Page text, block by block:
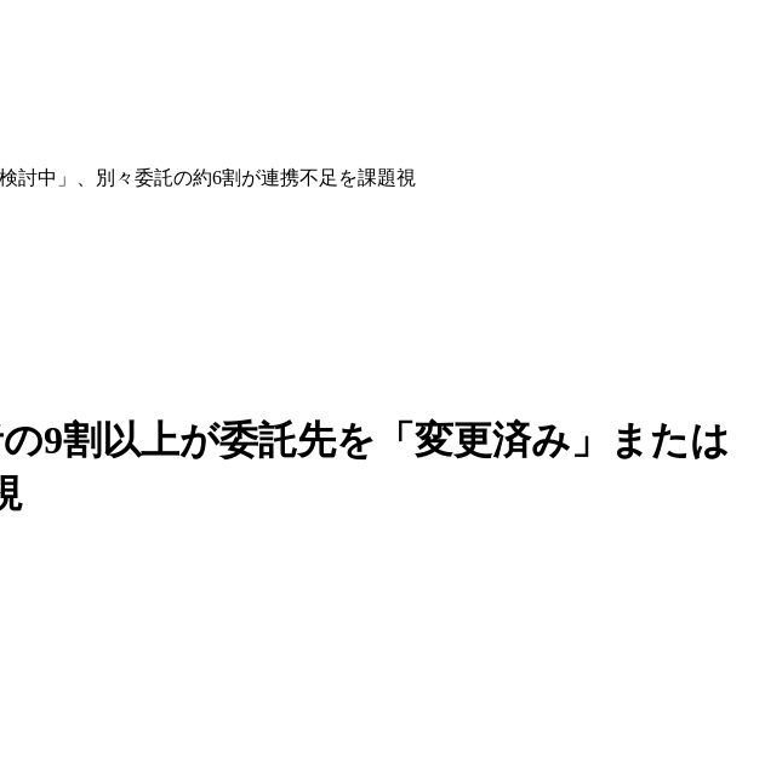
討中」、別々委託の約6割が連携不足を課題視
9割以上が委託先を「変更済み」または